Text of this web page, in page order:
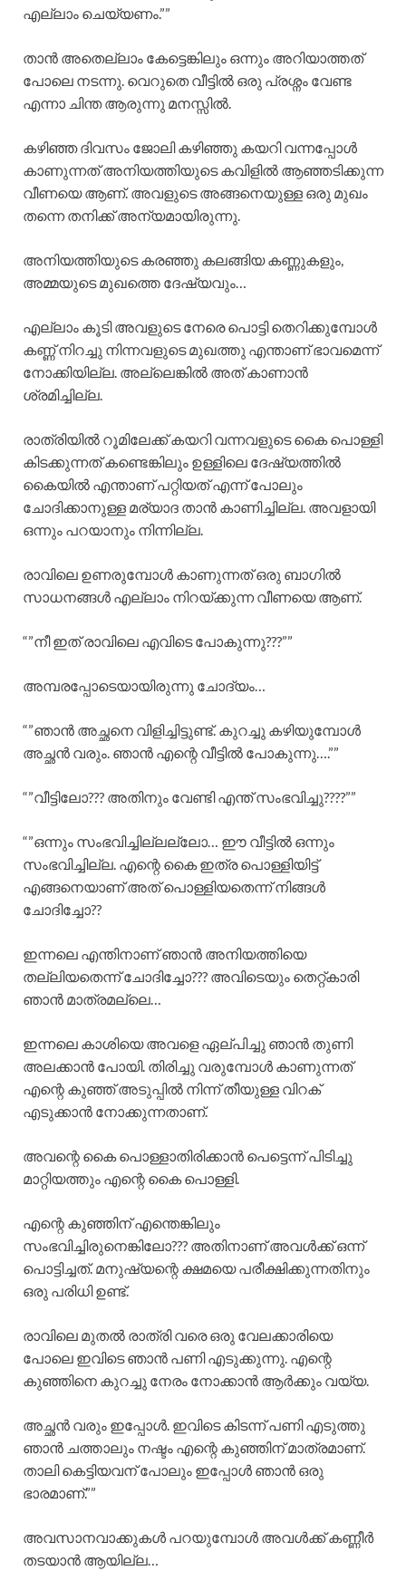
എല്ലാം ചെയ്യണം.””
താൻ അതെല്ലാം കേട്ടെങ്കിലും ഒന്നും അറിയാത്തത്
പോലെ നടന്നു. വെറുതെ വീട്ടിൽ ഒരു പ്രശ്നം വേണ്ട
എന്നാ ചിന്ത ആരുന്നു മനസ്സിൽ.
കഴിഞ്ഞ ദിവസം ജോലി കഴിഞ്ഞു കയറി വന്നപ്പോൾ
കാണുന്നത് അനിയത്തിയുടെ കവിളിൽ ആഞ്ഞടിക്കുന്ന
വീണയെ ആണ്. അവളുടെ അങ്ങനെയുള്ള ഒരു മുഖം
തന്നെ തനിക്ക് അന്യമായിരുന്നു.
അനിയത്തിയുടെ കരഞ്ഞു കലങ്ങിയ കണ്ണുകളും,
അമ്മയുടെ മുഖത്തെ ദേഷ്യവും…
എല്ലാം കൂടി അവളുടെ നേരെ പൊട്ടി തെറിക്കുമ്പോൾ
കണ്ണ് നിറച്ചു നിന്നവളുടെ മുഖത്തു എന്താണ് ഭാവമെന്ന്
നോക്കിയില്ല. അല്ലെങ്കിൽ അത് കാണാൻ
ശ്രമിച്ചില്ല.
രാത്രിയിൽ റൂമിലേക്ക് കയറി വന്നവളുടെ കൈ പൊള്ളി
കിടക്കുന്നത് കണ്ടെങ്കിലും ഉള്ളിലെ ദേഷ്യത്തിൽ
കൈയിൽ എന്താണ് പറ്റിയത് എന്ന് പോലും
ചോദിക്കാനുള്ള മര്യാദ താൻ കാണിച്ചില്ല. അവളായി
ഒന്നും പറയാനും നിന്നില്ല.
രാവിലെ ഉണരുമ്പോൾ കാണുന്നത് ഒരു ബാഗിൽ
സാധനങ്ങൾ എല്ലാം നിറയ്ക്കുന്ന വീണയെ ആണ്.
“”നീ ഇത് രാവിലെ എവിടെ പോകുന്നു???””
അമ്പരപ്പോടെയായിരുന്നു ചോദ്യം…
“”ഞാൻ അച്ഛനെ വിളിച്ചിട്ടുണ്ട്. കുറച്ചു കഴിയുമ്പോൾ
അച്ഛൻ വരും. ഞാൻ എന്റെ വീട്ടിൽ പോകുന്നു….””
“”വീട്ടിലോ??? അതിനും വേണ്ടി എന്ത് സംഭവിച്ചു????””
“”ഒന്നും സംഭവിച്ചില്ലല്ലോ… ഈ വീട്ടിൽ ഒന്നും
സംഭവിച്ചില്ല. എന്റെ കൈ ഇത്ര പൊള്ളിയിട്ട്
എങ്ങനെയാണ് അത് പൊള്ളിയതെന്ന് നിങ്ങൾ
ചോദിച്ചോ??
ഇന്നലെ എന്തിനാണ് ഞാൻ അനിയത്തിയെ
തല്ലിയതെന്ന് ചോദിച്ചോ??? അവിടെയും തെറ്റ്കാരി
ഞാൻ മാത്രമല്ലെ…
ഇന്നലെ കാശിയെ അവളെ ഏല്പിച്ചു ഞാൻ തുണി
അലക്കാൻ പോയി. തിരിച്ചു വരുമ്പോൾ കാണുന്നത്
എന്റെ കുഞ്ഞ് അടുപ്പിൽ നിന്ന് തീയുള്ള വിറക്
എടുക്കാൻ നോക്കുന്നതാണ്.
അവന്റെ കൈ പൊള്ളാതിരിക്കാൻ പെട്ടെന്ന് പിടിച്ചു
മാറ്റിയത്തും എന്റെ കൈ പൊള്ളി.
എന്റെ കുഞ്ഞിന് എന്തെങ്കിലും
സംഭവിച്ചിരുനെങ്കിലോ??? അതിനാണ് അവൾക്ക് ഒന്ന്
പൊട്ടിച്ചത്. മനുഷ്യന്റെ ക്ഷമയെ പരീക്ഷിക്കുന്നതിനും
ഒരു പരിധി ഉണ്ട്.
രാവിലെ മുതൽ രാത്രി വരെ ഒരു വേലക്കാരിയെ
പോലെ ഇവിടെ ഞാൻ പണി എടുക്കുന്നു. എന്റെ
കുഞ്ഞിനെ കുറച്ചു നേരം നോക്കാൻ ആർക്കും വയ്യ.
അച്ഛൻ വരും ഇപ്പോൾ. ഇവിടെ കിടന്ന് പണി എടുത്തു
ഞാൻ ചത്താലും നഷ്ടം എന്റെ കുഞ്ഞിന് മാത്രമാണ്.
താലി കെട്ടിയവന് പോലും ഇപ്പോൾ ഞാൻ ഒരു
ഭാരമാണ്.””
അവസാനവാക്കുകൾ പറയുമ്പോൾ അവൾക്ക് കണ്ണീർ
തടയാൻ ആയില്ല…